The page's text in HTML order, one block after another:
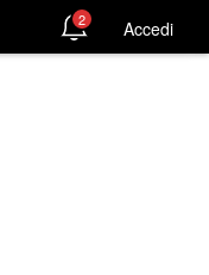
2 Accedi